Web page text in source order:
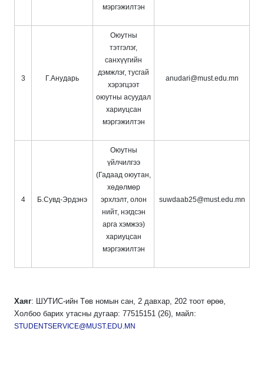
мэргэжилтэн
3 Г.Анударь
Оюутны
тэтгэлэг,
санхүүгийн
дэмжлэг, тусгай
хэрэгцээт
оюутны асуудал
хариуцсан
мэргэжилтэн
anudari@must.edu.mn
4 Б.Сувд-Эрдэнэ
Оюутны
үйлчилгээ
(Гадаад оюутан,
хөдөлмөр
эрхлэлт, олон
нийт, нэгдсэн
арга хэмжээ)
хариуцсан
мэргэжилтэн
suwdaab25@must.edu.mn
Хаяг: ШУТИС-ийн Төв номын сан, 2 давхар, 202 тоот өрөө,
Холбоо барих утасны дугаар: 77515151 (26), майл:
STUDENTSERVICE@MUST.EDU.MN